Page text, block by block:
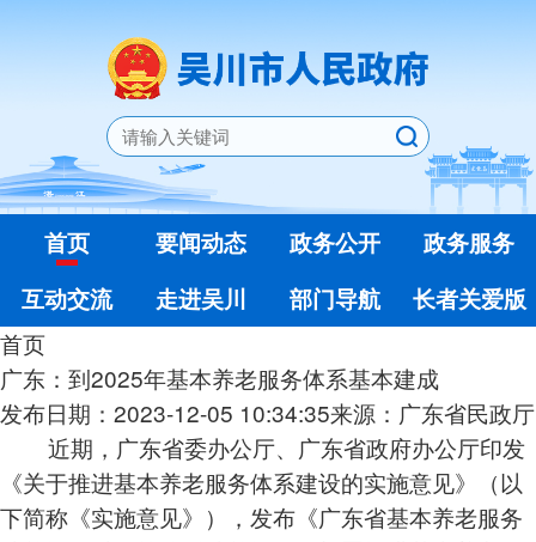
首页 要闻动态 政务公开
政务服务
互动交流
走进吴川 部门导航
长者关爱版
首页
广东：到2025年基本养老服务体系基本建成
发布日期：2023-12-05 10:34:35来源：广东省民政厅
近期，广东省委办公厅、广东省政府办公厅印发
《关于推进基本养老服务体系建设的实施意见》（以
下简称《实施意见》），发布《广东省基本养老服务